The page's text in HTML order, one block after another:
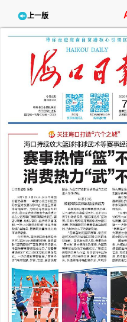
上一版